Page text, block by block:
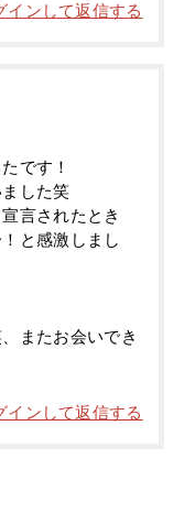
インして返信する
です！
した笑
言されたとき
と感激しまし
またお会いでき
インして返信する